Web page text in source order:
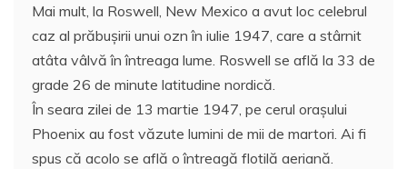
Mai mult, la Roswell, New Mexico a avut loc celebrul
caz al prăbuşirii unui ozn în iulie 1947, care a stârnit
atâta vâlvă în întreaga lume. Roswell se află la 33 de
grade 26 de minute latitudine nordică.
În seara zilei de 13 martie 1947, pe cerul oraşului
Phoenix au fost văzute lumini de mii de martori. Ai fi
spus că acolo se află o întreagă flotilă aeriană.